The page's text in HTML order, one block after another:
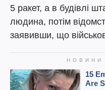
5 ракет, а в будівлі
людина, потім
заявивши, що